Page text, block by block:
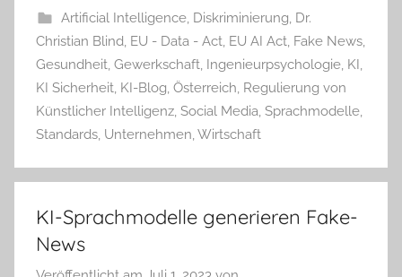
Artificial Intelligence, Diskriminierung, Dr.
Christian Blind, EU - Data - Act, EU AI Act, Fake News,
Gesundheit, Gewerkschaft, Ingenieurpsychologie, KI,
KI Sicherheit, KI-Blog, Österreich, Regulierung von
Künstlicher Intelligenz, Social Media, Sprachmodelle,
Standards, Unternehmen,Wirtschaft
KI-Sprachmodelle generieren Fake-
News